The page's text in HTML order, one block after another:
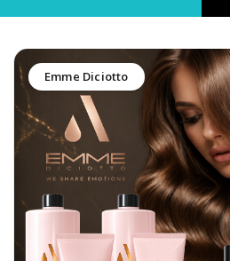
Emme Diciotto